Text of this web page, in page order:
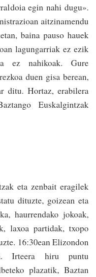
egin nahi dugu».
aitzinamendu
baina pauso hauek
lagungarriak ez ezik
ez nahikoak. Gure
duen gisa berean,
ditu. Hortaz, erabilera
Euskalgintzak
eta zenbait eragilek
dituzte, goizean eta
haurrendako jokoak,
laxoa partidak, txopo
16:30ean Elizondon
Irteera hiru puntu
plazatik, Baztan